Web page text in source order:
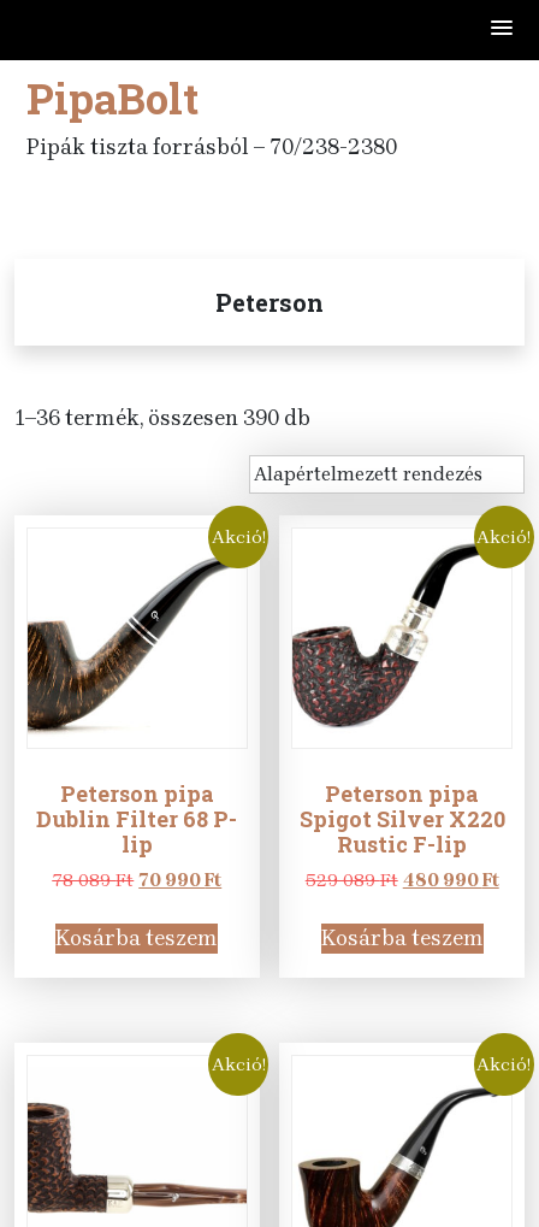
Skip
content
PipaBolt
Pipák tiszta forrásból – 70/238-2380
Peterson
1–36 termék, összesen 390 db
Akció!
Peterson pipa
Dublin Filter 68 P-
lip
78 089Ft Original
was:
78
089 Ft.
70 990FtCurrent
990 Ft.
Kosárba teszem
Akció!
Peterson pipa
Spigot Silver X220
Rustic F-lip
529 089Ft Original
was:
529
089 Ft.
480 990Ft
990
Kosárba teszem
Akció! Akció!